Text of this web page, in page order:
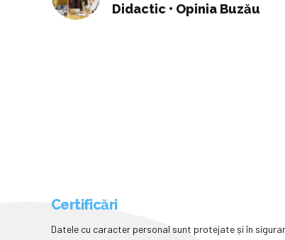
Didactic • Opinia Buzău
Certificări
Datele cu caracter personal sunt protejate și în